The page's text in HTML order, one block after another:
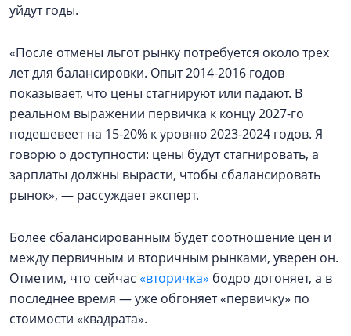
уйдут годы.
«После отмены льгот рынку потребуется около трех
лет для балансировки. Опыт 2014-2016 годов
показывает, что цены стагнируют или падают. В
реальном выражении первичка к концу 2027-го
подешевеет на 15-20% к уровню 2023-2024 годов. Я
говорю о доступности: цены будут стагнировать, а
зарплаты должны вырасти, чтобы сбалансировать
рынок», — рассуждает эксперт.
Более сбалансированным будет соотношение цен и
между первичным и вторичным рынками, уверен он.
Отметим, что сейчас «вторичка» бодро догоняет, а в
последнее время — уже обгоняет «первичку» по
стоимости «квадрата».